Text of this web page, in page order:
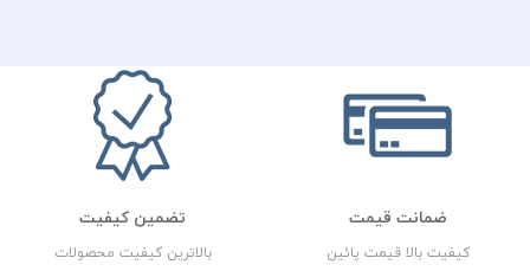
ضمانت قیمت
کیفیت بالا قیمت پائین
تضمین کیفیت
بالاترین کیفیت محصولات